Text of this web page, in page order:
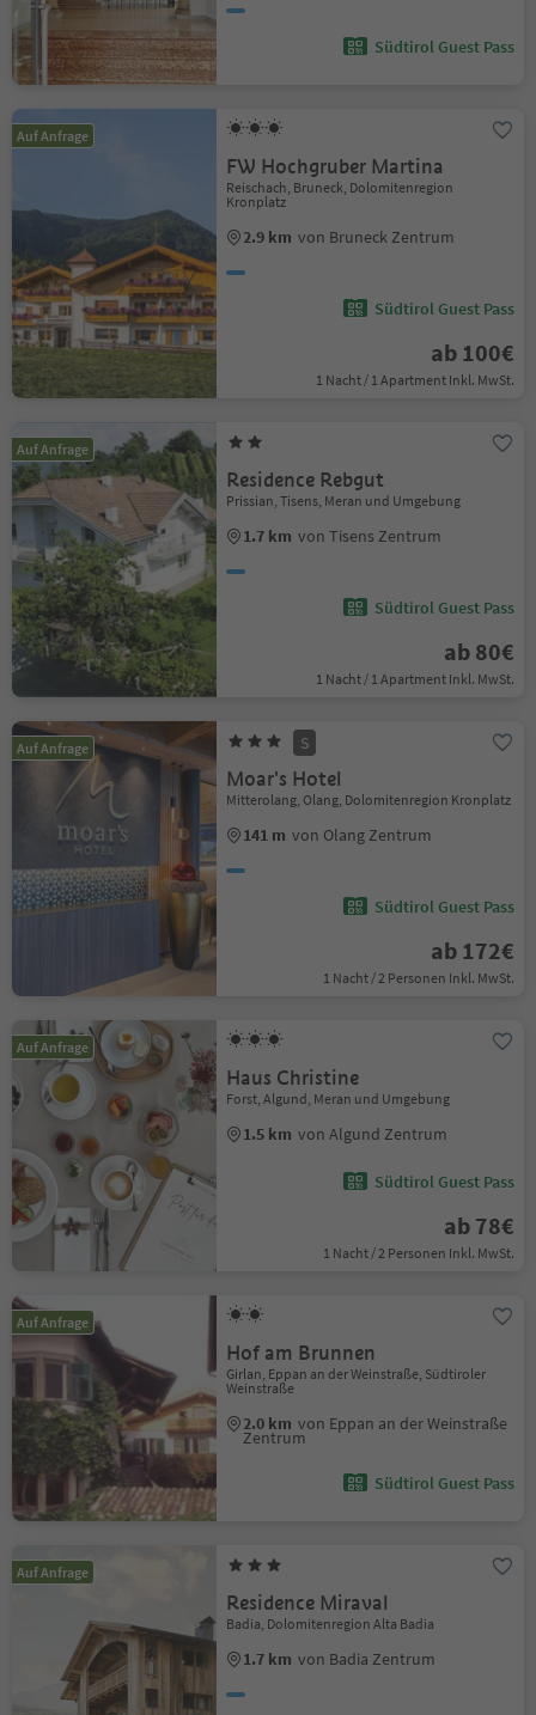
Südtirol Guest Pass
Auf Anfrage
FW Hochgruber Martina
Reischach, Bruneck, Dolomitenregion
Kronplatz
2.9 km von Bruneck Zentrum
Südtirol Guest Pass
ab 100€
1 Nacht / 1 Apartment Inkl. MwSt.
Auf Anfrage
Residence Rebgut
Prissian, Tisens, Meran und Umgebung
1.7 km von Tisens Zentrum
Südtirol Guest Pass
ab 80€
1 Nacht / 1 Apartment Inkl. MwSt.
Auf Anfrage S
Moar's Hotel
Mitterolang, Olang, Dolomitenregion Kronplatz
141 m von Olang Zentrum
Südtirol Guest Pass
ab 172€
1 Nacht / 2 Personen Inkl. MwSt.
Auf Anfrage
Haus Christine
Forst, Algund, Meran und Umgebung
1.5 km von Algund Zentrum
Südtirol Guest Pass
ab 78€
1 Nacht / 2 Personen Inkl. MwSt.
Auf Anfrage
Hof am Brunnen
Girlan, Eppan an der Weinstraße, Südtiroler
Weinstraße
2.0 km von Eppan an der Weinstraße
Zentrum
Südtirol Guest Pass
Auf Anfrage
Residence Miraval
Badia, Dolomitenregion Alta Badia
1.7 km von Badia Zentrum